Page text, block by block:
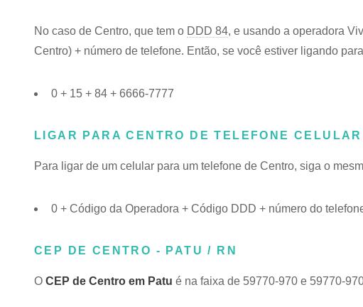
No caso de Centro, que tem o DDD 84, e usando a operadora
Centro) + número de telefone. Então, se você estiver ligando
0 + 15 + 84 + 6666-7777
LIGAR PARA CENTRO DE TELEFONE CELULAR
Para ligar de um celular para um telefone de Centro, siga o
0 + Código da Operadora + Código DDD + número do
CEP DE CENTRO - PATU / RN
O CEP de Centro em Patu é na faixa de 59770-970 e 59770-